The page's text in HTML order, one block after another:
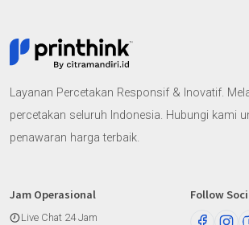
Layanan Percetakan Responsif & Inovatif.
percetakan seluruh Indonesia. Hubungi kami
penawaran harga terbaik.
Jam Operasional
Live Chat 24 Jam
Follow